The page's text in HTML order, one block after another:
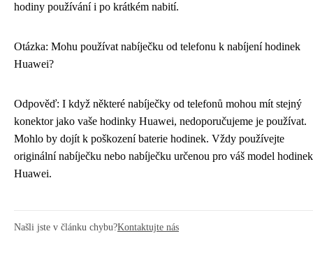
hodiny používání i po krátkém nabití.
Otázka: Mohu používat nabíječku od telefonu k nabíjení hodinek
Huawei?
Odpověď: I když některé nabíječky od telefonů mohou mít stejný
konektor jako vaše hodinky Huawei, nedoporučujeme je používat.
Mohlo by dojít k poškození baterie hodinek. Vždy používejte
originální nabíječku nebo nabíječku určenou pro váš model hodinek
Huawei.
Našli jste v článku chybu?Kontaktujte nás